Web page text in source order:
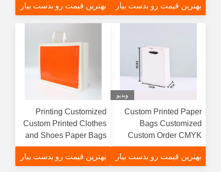
بهترین قیمت رو بدست بیار
Horizontal Version
بهترین قیمت رو بدست بیار
ویدیو
Custom Printed Paper
Bags Customized
Custom Order CMYK
Surface Printing
Customized for Your
بهترین قیمت رو بدست بیار
Printing Customized
Custom Printed Clothes
and Shoes Paper Bags
with Customized Design
and CMYK/Pantone
بهترین قیمت رو بدست بیار